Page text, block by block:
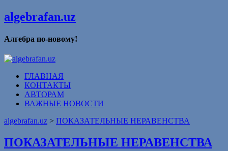
algebrafan.uz
Алгебра по-новому!
ГЛАВНАЯ
КОНТАКТЫ
АВТОРАМ
ВАЖНЫЕ НОВОСТИ
algebrafan.uz > ПОКАЗАТЕЛЬНЫЕ НЕРАВЕНСТВА
ПОКАЗАТЕЛЬНЫЕ НЕРАВЕНСТВА